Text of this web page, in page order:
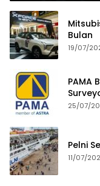
Bulan
19/07/
PAMA
25/07/
Pelni
11/07/